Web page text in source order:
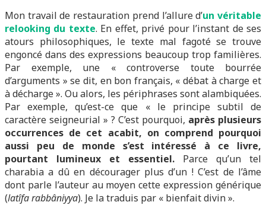
Mon travail de restauration prend l’allure d’un véritable
relooking du texte. En effet, privé pour l’instant de ses
atours philosophiques, le texte mal fagoté se trouve
engoncé dans des expressions beaucoup trop familières.
Par exemple, une « controverse toute bourrée
d’arguments » se dit, en bon français, « débat à charge et
à décharge ». Ou alors, les périphrases sont alambiquées.
Par exemple, qu’est-ce que « le principe subtil de
caractère seigneurial » ? C’est pourquoi, après plusieurs
occurrences de cet acabit, on comprend pourquoi
aussi peu de monde s’est intéressé à ce livre,
pourtant lumineux et essentiel. Parce qu’un tel
charabia a dû en décourager plus d’un ! C’est de l’âme
dont parle l’auteur au moyen cette expression générique
(latîfarabbâniyya). Je la traduis par « bienfait divin ».